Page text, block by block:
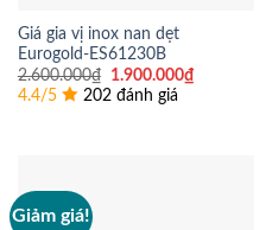
Giá gia vị inox nan dẹt
Eurogold-ES61230B
2.600.000₫
Giá
gốc
là:
1.900.000₫Giá
4.4/5 202 đánh giá
Giảm giá!